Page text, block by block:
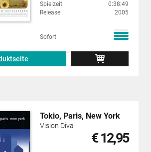
Spielzeit
0:38:49
Release
2005
Sofort
Tokio, Paris, New York
Vision Diva
€ 12,95